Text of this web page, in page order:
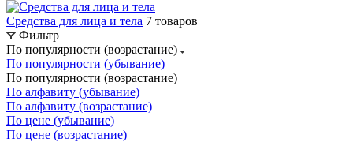
Средства для лица и тела 7 товаров
Фильтр
По популярности (возрастание)
По популярности (убывание)
По популярности (возрастание)
По алфавиту (убывание)
По алфавиту (возрастание)
По цене (убывание)
По цене (возрастание)